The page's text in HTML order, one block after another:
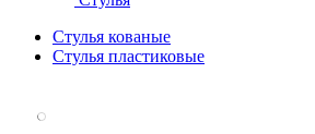
Стулья кованые
Стулья пластиковые